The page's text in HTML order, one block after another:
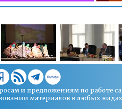
и предложениям по работе
материалов в любых